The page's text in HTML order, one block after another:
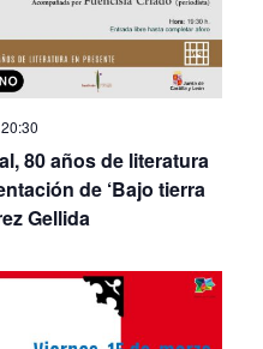
20:30
80 años de literatura
de ‘Bajo tierra
Gellida